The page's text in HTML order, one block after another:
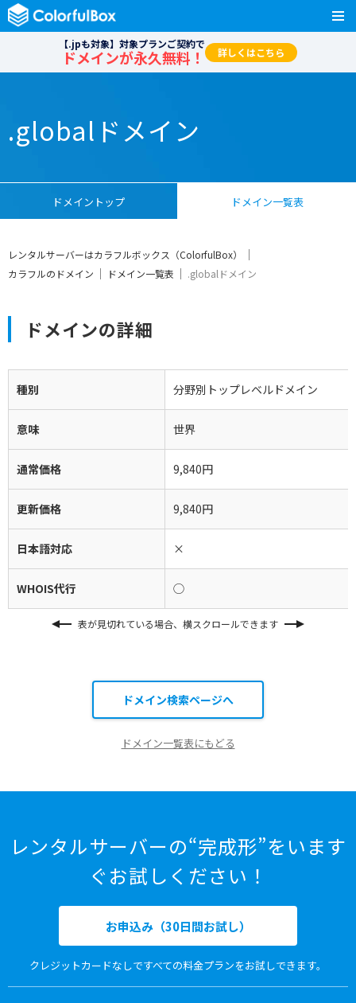
【.jpも対象】対象プランご契約で
ドメインが永久無料！ 詳しくはこちら
.globalドメイン
ドメイントップ ドメイン一覧表
レンタルサーバーはカラフルボックス（ColorfulBox）
カラフルのドメイン
ドメイン一覧表 .globalドメイン
ドメインの詳細
種別 分野別トップレベルドメイン
意味 世界
通常価格 9,840円
更新価格 9,840円
日本語対応 ×
WHOIS代行 ◯
表が見切れている場合、横スクロールできます
ドメイン検索ページへ
ドメイン一覧表にもどる
レンタルサーバーの“完成形”をいます
ぐお試しください！
お申込み（30日間お試し）
クレジットカードなしですべての料金プランをお試しできます。